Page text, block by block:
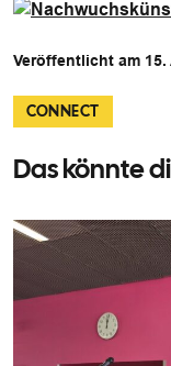
Veröffentlicht am
CONNECT
Das könnte